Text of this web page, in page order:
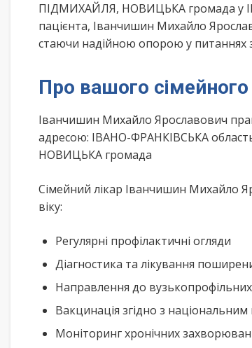
ПІДМИХАЙЛЯ, НОВИЦЬКА громада у
пацієнта, Іванчишин Михайло
стаючи надійною опорою у питаннях
Про вашого сімейного
Іванчишин Михайло Ярославович
адресою: ІВАНО-ФРАНКІВСЬКА
НОВИЦЬКА громада
Сімейний лікар Іванчишин Михайло
віку:
Регулярні профілактичні огляди
Діагностика та лікування
Направлення до вузькопрофільних
Вакцинація згідно з
Моніторинг хронічних